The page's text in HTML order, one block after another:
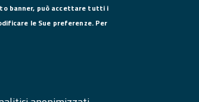
FATTURAZIONE
banner, può accettare tutti i
le Sue preferenze. Per